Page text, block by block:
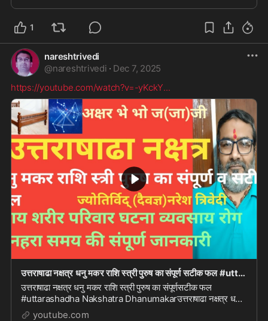
1
nareshtrivedi
@nareshtrivedi · Dec 7, 2025
https://youtube.com/watch?v=-yKckY...
उत्तराषाढा नक्षत्र धनु मकर राशि स्त्री पुरुष का संपूर्ण सटीक फल #uttarashadha Nakshatra Dhanu m
उत्तराषाढा नक्षत्र धनु मकर राशि स्त्री पुरुष का संपूर्णसटीक फल
#uttarashadha Nakshatra Dhanumakarउत्तराषाढा नक्षत्र धनु
मकर राशि स्त्री पुरुष का संपूर्णसटीक ...
youtube.com